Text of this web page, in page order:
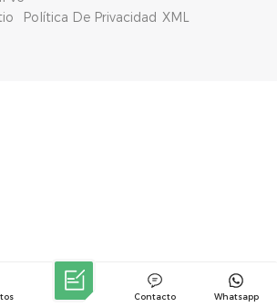
Política De Privacidad XML
Whatsapp
Contacto